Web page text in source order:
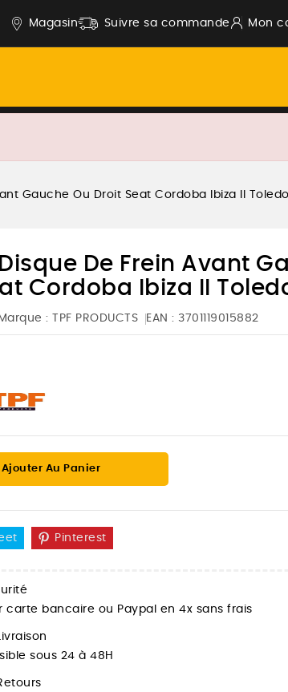
Magasin Suivre sa commande Mon
Gauche Ou Droit Seat Cordoba Ibiza II Toledo
De Frein Avant
Cordoba Ibiza II Toledo
Marque : TPF PRODUCTS EAN : 3701119015882
Ajouter Au Panier
Pinterest
carte bancaire ou Paypal en 4x sans frais
sous 24 à 48H